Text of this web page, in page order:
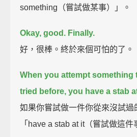
something（嘗試做某事）」。
Okay, good. Finally.
好，很棒。終於來個可怕的了。
When you attempt something
tried before, you have a stab
如果你嘗試做一件你從來沒試過
「have a stab at it（嘗試做這件